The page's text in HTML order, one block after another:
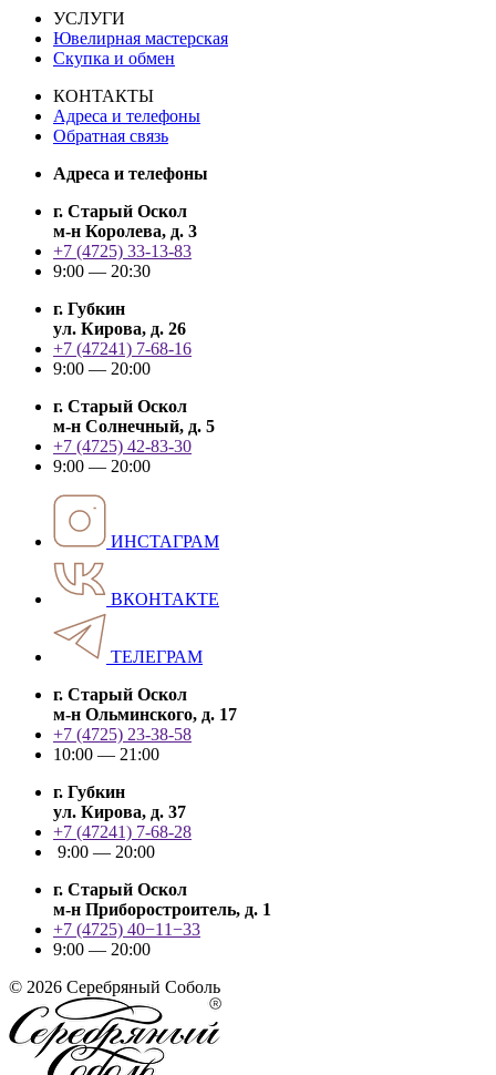
УСЛУГИ
Ювелирная мастерская
Скупка и обмен
КОНТАКТЫ
Адреса и телефоны
Обратная связь
Адреса и телефоны
г. Старый Оскол
м-н Королева, д. 3
+7 (4725) 33-13-83
9:00 — 20:30
г. Губкин
ул. Кирова, д. 26
+7 (47241) 7-68-16
9:00 — 20:00
г. Старый Оскол
м-н Солнечный, д. 5
+7 (4725) 42-83-30
9:00 — 20:00
ИНСТАГРАМ
ВКОНТАКТЕ
ТЕЛЕГРАМ
г. Старый Оскол
м-н Ольминского, д. 17
+7 (4725) 23-38-58
10:00 — 21:00
г. Губкин
ул. Кирова, д. 37
+7 (47241) 7-68-28
9:00 — 20:00
г. Старый Оскол
м-н Приборостроитель, д. 1
+7 (4725) 40−11−33
9:00 — 20:00
© 2026 Серебряный Соболь